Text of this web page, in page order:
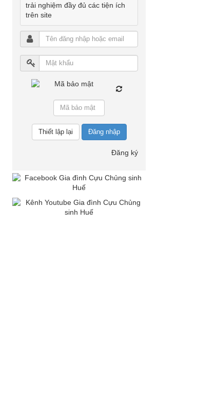
trải nghiệm đầy đủ các tiện ích
trên site
Đăng nhập
Đăng ký